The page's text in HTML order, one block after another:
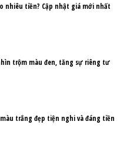
nhiêu tiền? Cập nhật giá mới nhất
trộm màu đen, tăng sự riêng tư
màu trắng đẹp tiện nghi và đáng tiền